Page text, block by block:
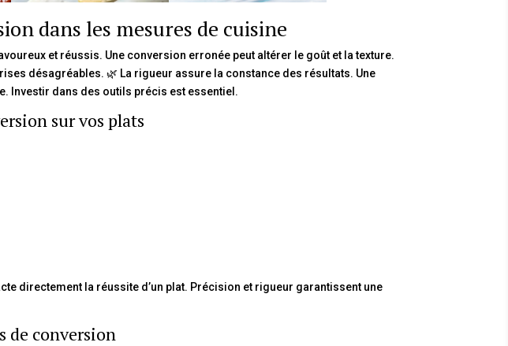
dans les mesures de cuisine
et réussis. Une conversion erronée peut altérer le goût et la texture.
désagréables. 🌿 La rigueur assure la constance des résultats. Une
Investir dans des outils précis est essentiel.
sur vos plats
directement la réussite d’un plat. Précision et rigueur garantissent une
de conversion